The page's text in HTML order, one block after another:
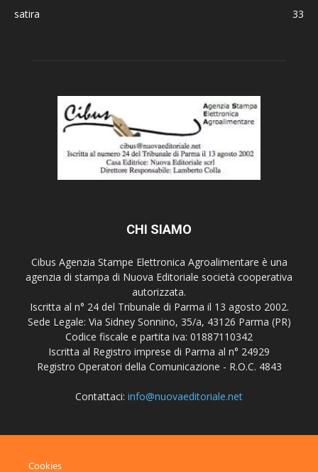
satira
33
CHI SIAMO
Cibus Agenzia Stampe Elettronica Agroalimentare è una
agenzia di stampa di Nuova Editoriale società cooperativa
autorizzata.
Iscritta al n° 24 del Tribunale di Parma il 13 agosto 2002.
Sede Legale: Via Sidney Sonnino, 35/a, 43126 Parma (PR)
Codice fiscale e partita iva: 01887110342
Iscritta al Registro imprese di Parma al n° 24929
Registro Operatori della Comunicazione - R.O.C. 4843
Contattaci: info@nuovaeditoriale.net
Cookies